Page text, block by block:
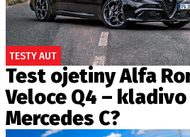
TESTY AUT
Test ojetiny Alfa
Veloce Q4 – kladivo
Mercedes C?